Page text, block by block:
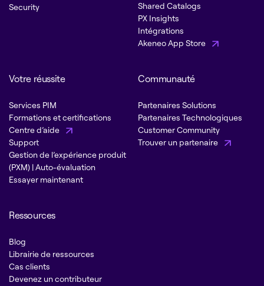
Security
Shared Catalogs
PX Insights
Intégrations
Akeneo App Store
Votre réussite
Services PIM
Formations et certifications
Centre d’aide
Support
Gestion de l’expérience produit
(PXM) | Auto-évaluation
Essayer maintenant
Communauté
Partenaires Solutions
Partenaires Technologiques
Customer Community
Trouver un partenaire
Ressources
Blog
Librairie de ressources
Cas clients
Devenez un contributeur